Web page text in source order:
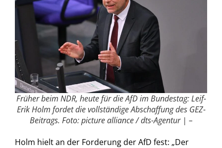
Früher beim NDR, heute für die AfD im Bundestag: Leif-
Erik Holm fordet die vollständige Abschaffung des GEZ-
Beitrags. Foto: picture alliance / dts-Agentur | –
Holm hielt an der Forderung der AfD fest: „Der